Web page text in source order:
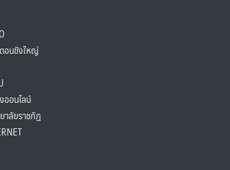
นขังใหญ่
อนไลน์
ลัยราชภัฏ